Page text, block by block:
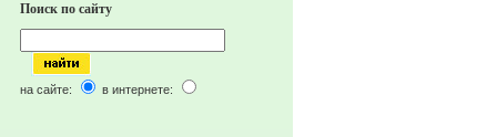
Поиск по сайту
на сайте: в интернете: